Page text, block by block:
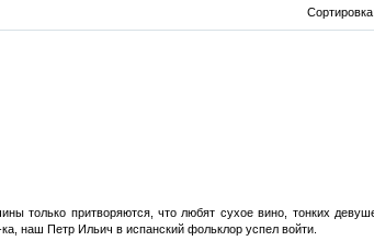
Сортировка:
только притворяются, что любят сухое вино, тонких
наш Петр Ильич в испанский фольклор успел войти.